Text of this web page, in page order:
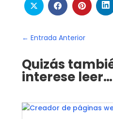
← Entrada Anterior
Quizás
interese leer…